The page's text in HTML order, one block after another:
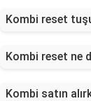
Kombi reset
Kombi reset ne
Kombi satın